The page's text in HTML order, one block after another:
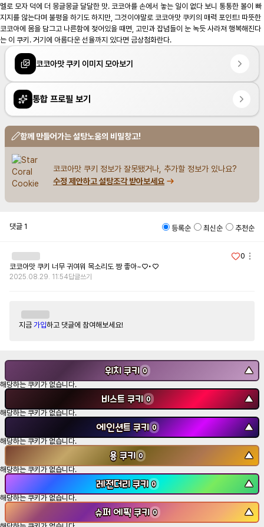
멜로 모자 덕에 더 몽글몽글 달달한 맛. 코코아를 손에서 놓는 일이 없다 보니 통통한 볼이 빠
지지를 않는다며 불평을 하기도 하지만, 그것이야말로 코코아맛 쿠키의 매력 포인트! 따뜻한
코코아에 몸을 담그고 나른함에 젖어있을 때면, 고민과 잡념들이 눈 녹듯 사라져 행복해진다
는 이 쿠키. 거기에 아름다운 선율까지 있다면 금상첨화란다.
코코아맛 쿠키 이미지 모아보기
통합 프로필 보기
함께 만들어가는 설탕노움의 비밀창고!
코코아맛 쿠키 정보가 잘못됐거나, 추가할 정보가 있나요?
수정 제안하고 설탕조각 받아보세요
댓글 1 등록순 최신순 추천순
0
코코아맛 쿠키 너무 귀여워 목소리도 짱 좋아~♡•♡
2025.08.29. 11:54답글쓰기
지금 가입하고 댓글에 참여해보세요!
위치 쿠키 0 ▼
해당하는 쿠키가 없습니다.
비스트 쿠키 0 ▼
해당하는 쿠키가 없습니다.
에인션트 쿠키 0 ▼
해당하는 쿠키가 없습니다.
용 쿠키 0 ▼
해당하는 쿠키가 없습니다.
레전더리 쿠키 0 ▼
해당하는 쿠키가 없습니다.
슈퍼 에픽 쿠키 0 ▼